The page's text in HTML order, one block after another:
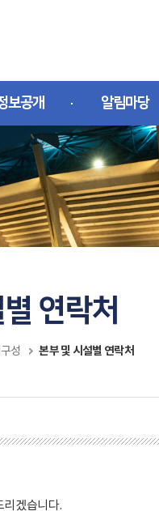
보공개 알림마당
연락처
성 본부 및 시설별 연락처
리겠습니다.